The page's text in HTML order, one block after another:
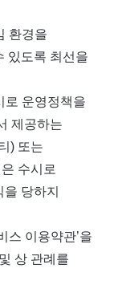
환경을
있도록 최선을
로 운영정책을
제공하는
) 또는
수시로
당하지
스 이용약관’을
상 관례를